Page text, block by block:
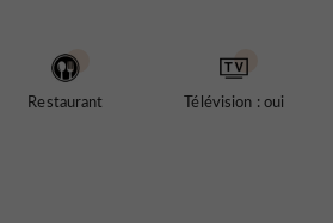
Restaurant Télévision : oui